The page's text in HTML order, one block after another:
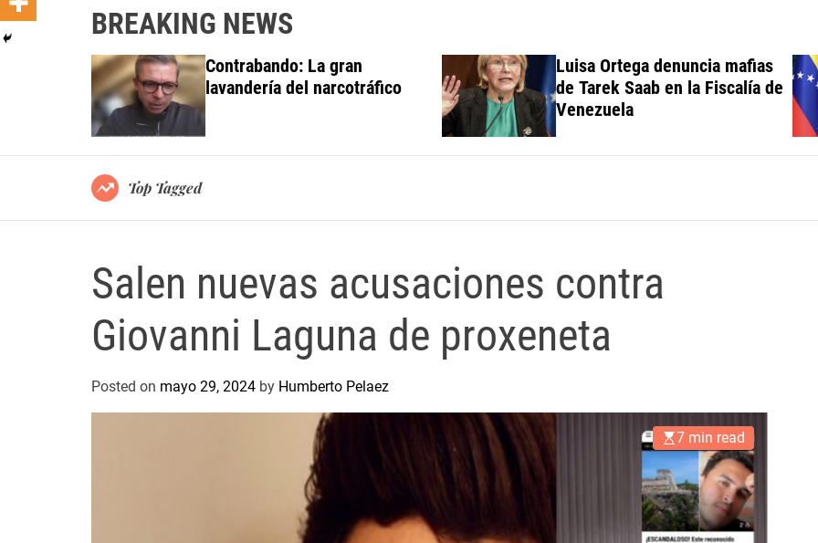
BREAKING NEWS
Contrabando: La gran
lavandería del narcotráfico
Luisa Ortega denuncia mafias
de Tarek Saab en la Fiscalía de
Venezuela
Top Tagged
Salen nuevas acusaciones contra
Giovanni Laguna de proxeneta
Posted on mayo 29, 2024 by Humberto Pelaez
7 min read